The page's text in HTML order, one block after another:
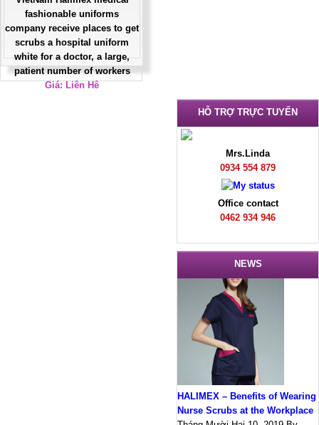
fashionable uniforms
company receive places to get
scrubs a hospital uniform
white for a doctor, a large,
patient number of workers
Giá: Liên Hệ
HỖ TRỢ TRỰC TUYẾN
Mrs.Linda
0934 554 879
Office contact
0462 934 946
NEWS
HALIMEX – Benefits of Wearing
Nurse Scrubs at the Workplace